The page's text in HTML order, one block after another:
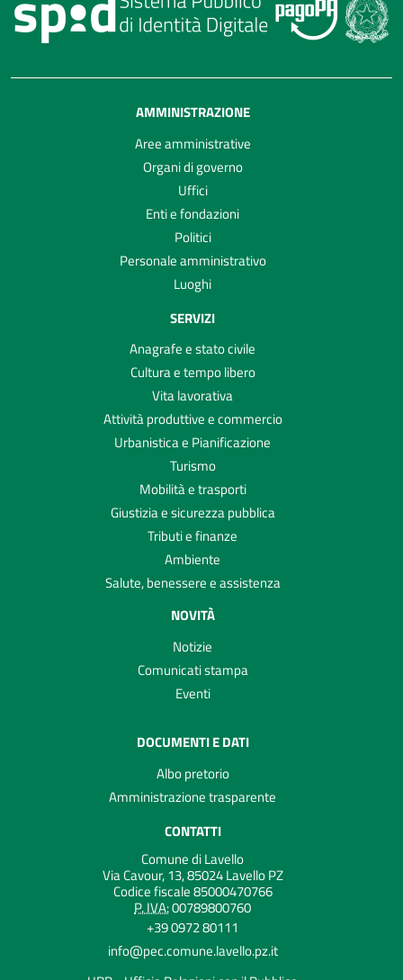
AMMINISTRAZIONE
Aree amministrative
Organi di governo
Uffici
Enti e fondazioni
Politici
Personale amministrativo
Luoghi
SERVIZI
Anagrafe e stato civile
Cultura e tempo libero
Vita lavorativa
Attività produttive e commercio
Urbanistica e Pianificazione
Turismo
Mobilità e trasporti
Giustizia e sicurezza pubblica
Tributi e finanze
Ambiente
Salute, benessere e assistenza
NOVITÀ
Notizie
Comunicati stampa
Eventi
DOCUMENTI E DATI
Albo pretorio
Amministrazione trasparente
CONTATTI
Comune di Lavello
Via Cavour, 13, 85024 Lavello PZ
Codice fiscale 85000470766
P. IVA:00789800760
+39 0972 80111
info@pec.comune.lavello.pz.it